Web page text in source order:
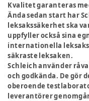
Kvalitet garanteras
Ända sedan start har
leksakssäkerhet ska
uppfyller också sina
internationella
säkraste leksaken.
Schleich använder
och godkända. De gör
oberoende
leverantörer